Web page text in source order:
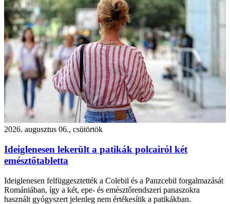
2026. augusztus 06., csütörtök
Ideiglenesen lekerült a patikák polcairól két
emésztőtabletta
Ideiglenesen felfüggesztették a Colebil és a Panzcebil forgalmazását
Romániában, így a két, epe- és emésztőrendszeri panaszokra
használt gyógyszert jelenleg nem értékesítik a patikákban.